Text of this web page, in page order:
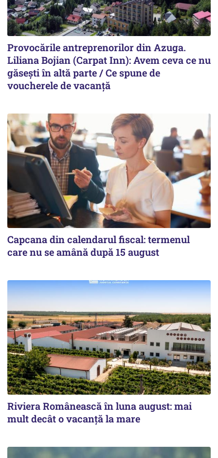
Provocările antreprenorilor din Azuga.
Liliana Bojian (Carpat Inn): Avem ceva ce nu
găsești în altă parte / Ce spune de
voucherele de vacanță
Capcana din calendarul fiscal: termenul
care nu se amână după 15 august
Riviera Românească în luna august: mai
mult decât o vacanță la mare